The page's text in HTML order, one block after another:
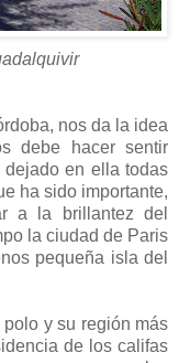
nos da la idea
debe hacer sentir
en ella todas
ha sido importante,
a la brillantez del
la ciudad de Paris
pequeña isla del
y su región más
de los califas